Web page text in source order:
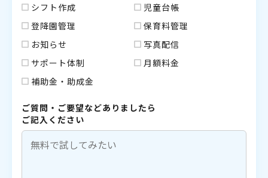
シフト作成
児童台帳
登降園管理
保育料管理
お知らせ
写真配信
サポート体制
月額料金
補助金・助成金
ご質問・ご要望などありましたら
ご記入ください